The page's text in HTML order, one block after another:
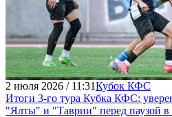
2 июля 2026 / 11:31Кубок КФС
Итоги 3-го тура Кубка КФС:
"Ялты" и "Таврии" перед паузой в